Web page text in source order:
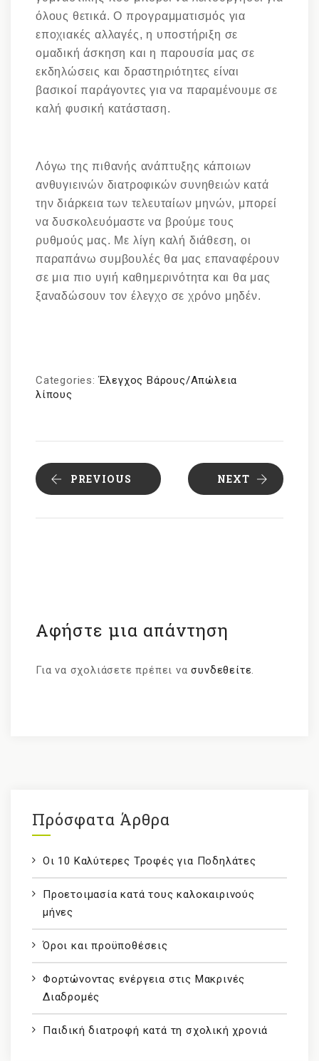
όλους θετικά. Ο προγραμματισμός για
εποχιακές αλλαγές, η υποστήριξη σε
ομαδική άσκηση και η παρουσία μας σε
εκδηλώσεις και δραστηριότητες είναι
βασικοί παράγοντες για να παραμένουμε σε
καλή φυσική κατάσταση.
Λόγω της πιθανής ανάπτυξης κάποιων
ανθυγιεινών διατροφικών συνηθειών κατά
την διάρκεια των τελευταίων μηνών, μπορεί
να δυσκολευόμαστε να βρούμε τους
ρυθμούς μας. Με λίγη καλή διάθεση, οι
παραπάνω συμβουλές θα μας επαναφέρουν
σε μια πιο υγιή καθημερινότητα και θα μας
ξαναδώσουν τον έλεγχο σε χρόνο μηδέν.
Categories:Έλεγχος Βάρους/Απώλεια
λίπους
PREVIOUS NEXT
Αφήστε μια απάντηση
Για να σχολιάσετε πρέπει νασυνδεθείτε.
Πρόσφατα Άρθρα
Οι 10 Καλύτερες Τροφές για Ποδηλάτες
Προετοιμασία κατά τους καλοκαιρινούς
μήνες
Όροι και προϋποθέσεις
Φορτώνοντας ενέργεια στις Μακρινές
Διαδρομές
Παιδική διατροφή κατά τη σχολική χρονιά